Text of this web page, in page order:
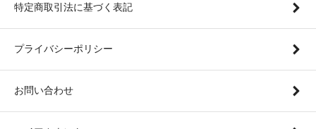
特定商取引法に基づく表記
プライバシーポリシー
お問い合わせ